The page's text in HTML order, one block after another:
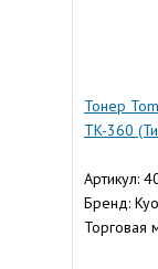
Тонер
TK-360
Артикул:
Бренд:
Торговая